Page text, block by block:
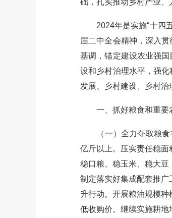
础，扎实推动乡村产业、
2024年是实施“十四五
届二中全会精神，深入
基调，锚定建设农业强
设和乡村治理水平，强
发展、乡村建设、乡村治
一、抓好粮食和重要
（一）全力夺取粮食丰
亿斤以上。压实责任稳
稳口粮、稳玉米、稳大
制定落实好集成配套推
升行动。开展粮油规模
低收购价。继续实施耕地